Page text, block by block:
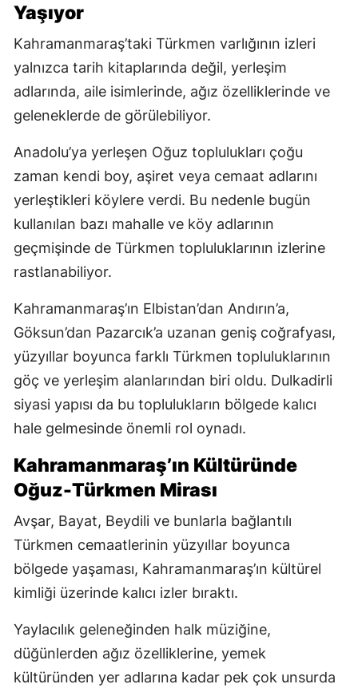
Yaşıyor
Kahramanmaraş’taki Türkmen varlığının izleri
yalnızca tarih kitaplarında değil, yerleşim
adlarında, aile isimlerinde, ağız özelliklerinde ve
geleneklerde de görülebiliyor.
Anadolu’ya yerleşen Oğuz toplulukları çoğu
zaman kendi boy, aşiret veya cemaat adlarını
yerleştikleri köylere verdi. Bu nedenle bugün
kullanılan bazı mahalle ve köy adlarının
geçmişinde de Türkmen topluluklarının izlerine
rastlanabiliyor.
Kahramanmaraş’ın Elbistan’dan Andırın’a,
Göksun’dan Pazarcık’a uzanan geniş coğrafyası,
yüzyıllar boyunca farklı Türkmen topluluklarının
göç ve yerleşim alanlarından biri oldu. Dulkadirli
siyasi yapısı da bu toplulukların bölgede kalıcı
hale gelmesinde önemli rol oynadı.
Kahramanmaraş’ın Kültüründe
Oğuz-Türkmen Mirası
Avşar, Bayat, Beydili ve bunlarla bağlantılı
Türkmen cemaatlerinin yüzyıllar boyunca
bölgede yaşaması, Kahramanmaraş’ın kültürel
kimliği üzerinde kalıcı izler bıraktı.
Yaylacılık geleneğinden halk müziğine,
düğünlerden ağız özelliklerine, yemek
kültüründen yer adlarına kadar pek çok unsurda